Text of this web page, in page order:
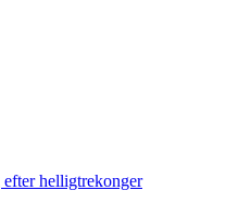
helligtrekonger